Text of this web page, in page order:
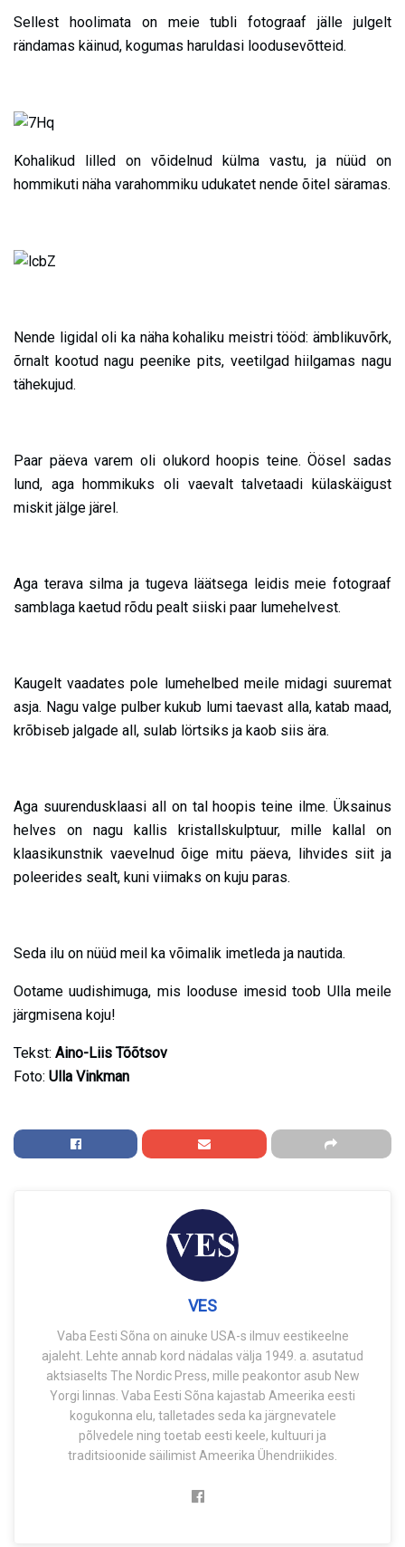
Sellest hoolimata on meie tubli fotograaf jälle julgelt
rändamas käinud, kogumas haruldasi loodusevõtteid.
Kohalikud lilled on võidelnud külma vastu, ja nüüd on
hommikuti näha varahommiku udukatet nende õitel säramas.
Nende ligidal oli ka näha kohaliku meistri tööd: ämblikuvõrk,
õrnalt kootud nagu peenike pits, veetilgad hiilgamas nagu
tähekujud.
Paar päeva varem oli olukord hoopis teine. Öösel sadas
lund, aga hommikuks oli vaevalt talvetaadi külaskäigust
miskit jälge järel.
Aga terava silma ja tugeva läätsega leidis meie fotograaf
samblaga kaetud rõdu pealt siiski paar lumehelvest.
Kaugelt vaadates pole lumehelbed meile midagi suuremat
asja. Nagu valge pulber kukub lumi taevast alla, katab maad,
krõbiseb jalgade all, sulab lörtsiks ja kaob siis ära.
Aga suurendusklaasi all on tal hoopis teine ilme. Üksainus
helves on nagu kallis kristallskulptuur, mille kallal on
klaasikunstnik vaevelnud õige mitu päeva, lihvides siit ja
poleerides sealt, kuni viimaks on kuju paras.
Seda ilu on nüüd meil ka võimalik imetleda ja nautida.
Ootame uudishimuga, mis looduse imesid toob Ulla meile
järgmisena koju!
Tekst: Aino-Liis Tõõtsov
Foto: Ulla Vinkman
VES
Vaba Eesti Sõna on ainuke USA-s ilmuv eestikeelne
ajaleht. Lehte annab kord nädalas välja 1949. a. asutatud
aktsiaselts The Nordic Press, mille peakontor asub New
Yorgi linnas. Vaba Eesti Sõna kajastab Ameerika eesti
kogukonna elu, talletades seda ka järgnevatele
põlvedele ning toetab eesti keele, kultuuri ja
traditsioonide säilimist Ameerika Ühendriikides.